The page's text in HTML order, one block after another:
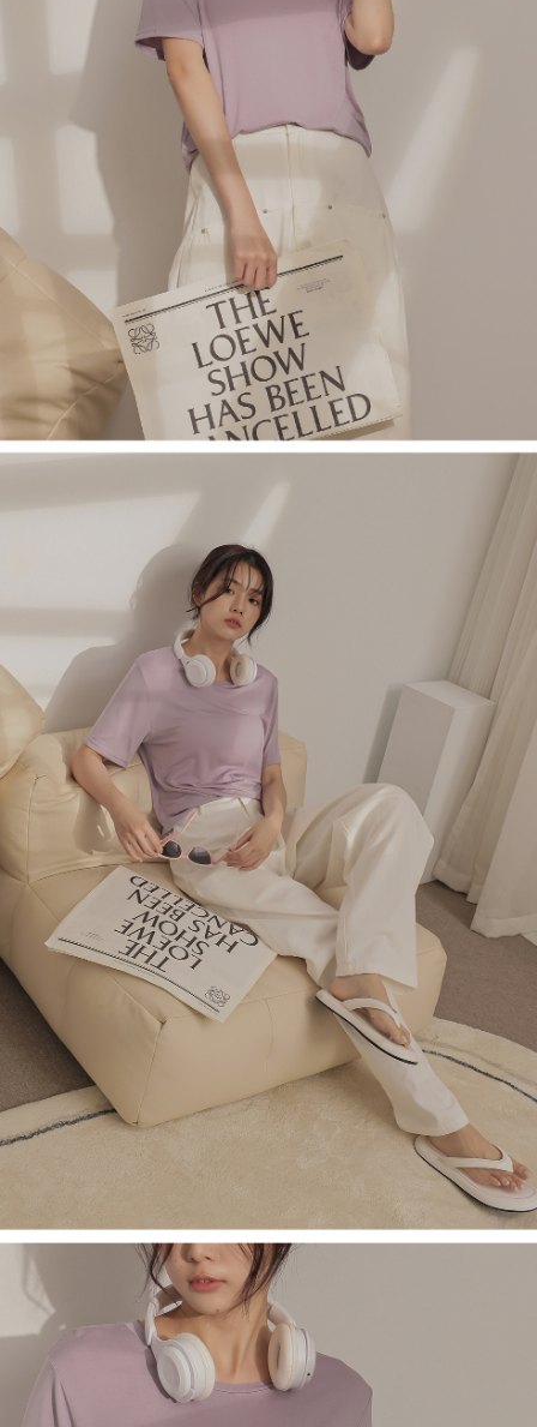
atau pembayaran ansuran akan dipindahkan oleh peniaga kepada
Syarikat, dan pelanggan hendaklah membuat pembayaran mengikut
perjanjian menggunakan sistem bil Syarikat.
Untuk memenuhi hubungan kontrak yang terjalin melalui persetujuan
penggunaan OP Pay Later, peniaga akan memberikan maklumat peribadi
anda (termasuk nama, nombor telefon, atau alamat) kepada Syarikat bagi
tujuan pengumpulan, pemprosesan dan penggunaan data yang
diperlukan untuk pengebilan ansuran, termasuk pengesahan,
pengesahan semula dan pembetulan.
Untuk terma perkhidmatan penuh, sila rujuk pautan berikut:
https://oppay.tw/userRule
" target="_blank" class="link revert-
style">https://oppay.tw/userRule
【Panduan Penggunaan Pembayaran Ansuran Gogo】
1. Perkhidmatan ini disediakan oleh Taiwan Mobile, pengguna telefon
mudah alih boleh segera menggunakan tanpa perlu memohon lagi.
(Hanya untuk nombor langganan peribadi, tidak terbuka untuk syarikat
dan kad prabayar)
2. Pilihan kaedah pembayaran "Pembayaran Ansuran Gogo", selepas
3. Jumlah kelulusan sebenar, bilangan ansuran dan jumlah bayaran
adalah berdasarkan halaman pengesahan transaksi seterusnya.
4. Dalam masa 30 minit selepas pesanan ditubuhkan, jika tidak pergi
untuk mengesahkan transaksi atau jika tidak lulus semakan, pesanan
akan dibatalkan secara automatik. Jika terdapat situasi "pindah untuk
semakan khusus" yang tidak lulus, ini menunjukkan bahawa sistem
penilaian tidak mencukupi, tiada penjelasan mengenai kandungan
penilaian boleh diberikan.
【Penerangan Kaedah Pembayaran】
1. Pembayaran ansuran tidak digabungkan dalam bil telekomunikasi,
"Pembayaran Ansuran Gogo" akan menghantar SMS peringatan
pembayaran selepas tarikh penyelesaian bulanan.
2. Melalui pautan SMS untuk membuka bil, anda boleh memilih untuk
membayar melalui "Kod bar kedai serbaneka / Kedai rasmi Taiwan
Mobile / Pemindahan bank / Pembayaran J街口 / iPASS MONEY" dan
saluran lain.
【Nota Penting】
1. Perkhidmatan ini disediakan oleh "Taiwan Mobile Co., Ltd." untuk
membolehkan pengguna membeli produk atau perkhidmatan melalui
perkhidmatan ini semasa transaksi, dan kedai akan menyerahkan hak
tuntutan harga jual/beli ansuran kepada syarikat ini untuk membayar bil
menggunakan bil syarikat ini.
2. Berdasarkan tujuan kontrak persetujuan pembayaran menggunakan
"Pembayaran Ansuran Gogo", kedai akan memberikan maklumat peribadi
anda (termasuk nama, telefon atau alamat) kepada Taiwan Mobile untuk
pengumpulan, pemprosesan dan penggunaan, untuk pengesahan,
semakan dan pembetulan data yang diperlukan untuk bil ansuran oleh
Taiwan Mobile.
3. Sila baca syarat perkhidmatan pengguna secara lengkap melalui
pautan berikut: https://oppay.tw/userRule
Ketiga, Syarat Perkhidmatan
Perkhidmatan AFTEE Beli Sekarang Bayar Kemudian disediakan oleh NP
Taiwan, Inc. dan AFTEE akan membuat bil kepada pengguna. AFTEE
akan menggunakan data peribadi yang dikumpul (termasuk nama
pembeli, no. telefon, nama penerima, no. telefon, alamat penerima) untuk
penggunaan perkhidmatan. Sila rujuk kepada "Penyata Pengumpulan
Data Peribadi, Pemprosesan, Penggunaan"
(https://aftee.tw/privacypolicy/
) untuk maklumat lanjut.
Jumlah yang diperakui untuk pengguna kali pertama yang lulus
kelulusan boleh sehingga NT$10,000. Jika pengguna tidak membuat
pembayaran dalam tempoh tersebut, yuran pembayaran lewat sebanyak
20% setahun akan dikenakan. Pengguna bawah umur dikehendaki
mendapatkan kebenaran daripada ibu bapa atau penjaga yang sah
untuk menggunakan AFTEE.
Sila hubungi NP Taiwan Inc. di cs_tw@netprotections.co.jp
mempunyai sebarang kebimbangan mengenai pemprosesan dan
penggunaan pada data peribadi. Jika anda tidak bersetuju dengan data
peribadi yang disenaraikan seperti di atas akan dikumpul dan digunakan
oleh AFTEE, sila jangan gunakan perkhidmatan ini.
Kadar Penghantaran